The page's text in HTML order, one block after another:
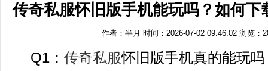
传奇私服怀旧版手机能玩吗？如何下
作者：半月 时间：2026-07-02 09:46:02 浏览：
Q1： 传奇私服怀旧版手机真的能玩吗